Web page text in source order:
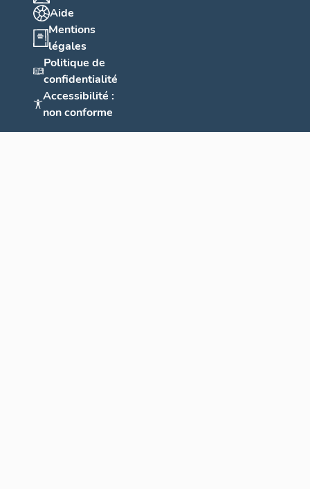
Aide
Mentions
légales
Politique de
confidentialité
Accessibilité :
non conforme